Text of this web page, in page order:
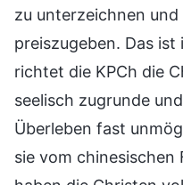
zu unterzeichnen
preiszugeben. Das ist
richtet die KPCh die
seelisch zugrunde
Überleben fast
sie vom chinesischen